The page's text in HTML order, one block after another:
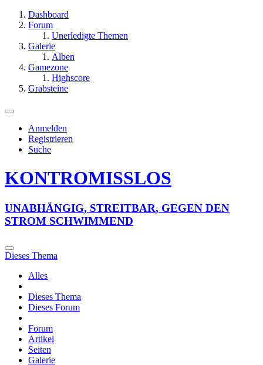
Dashboard
Forum
Unerledigte Themen
Galerie
Alben
Gamezone
Highscore
Grabsteine
Anmelden
Registrieren
Suche
KONTROMISSLOS
UNABHÄNGIG, STREITBAR, GEGEN DEN
STROM SCHWIMMEND
Dieses Thema
Alles
Dieses Thema
Dieses Forum
Forum
Artikel
Seiten
Galerie